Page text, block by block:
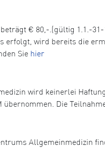
€ 80,-.(gültig 1.1.-31-
erfolgt, wird bereits die
Sie hier
wird keinerlei
Die
Allgemeinmedizin